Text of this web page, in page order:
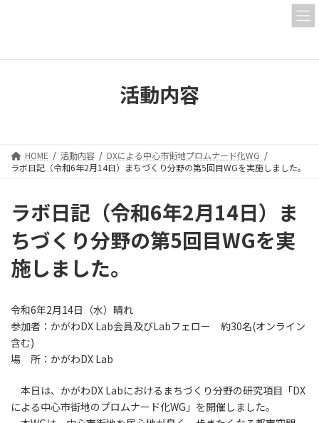
ツ
シ
活動内容
HOME 活動内容
DXによる中心市街地プロムナード化WG
ラボ日記（令和6年2月14日）まちづくり分野の第5回目WGを実施しました。
ラボ日記（令和6年2月14日）ま
ちづくり分野の第5回目WGを実
施しました。
令和6年2月14日（水）晴れ
参加者：かがわDX Lab会員及びLabフェロー 約30名(オンライン
含む)
場 所：かがわDX Lab
本日は、かがわDX Labにおけるまちづくり分野の研究項目「DX
による中心市街地のプロムナード化WG」を開催しました。